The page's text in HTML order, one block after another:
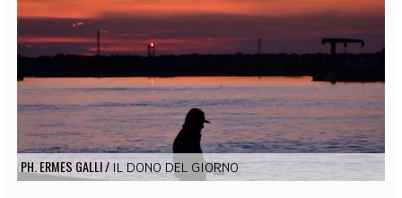
EXTRA
PROCEEDINGS PUBBLICITÀ
SOCIAL MEDIA
PH. ERMES GALLI/ IL DONO DEL GIORNO